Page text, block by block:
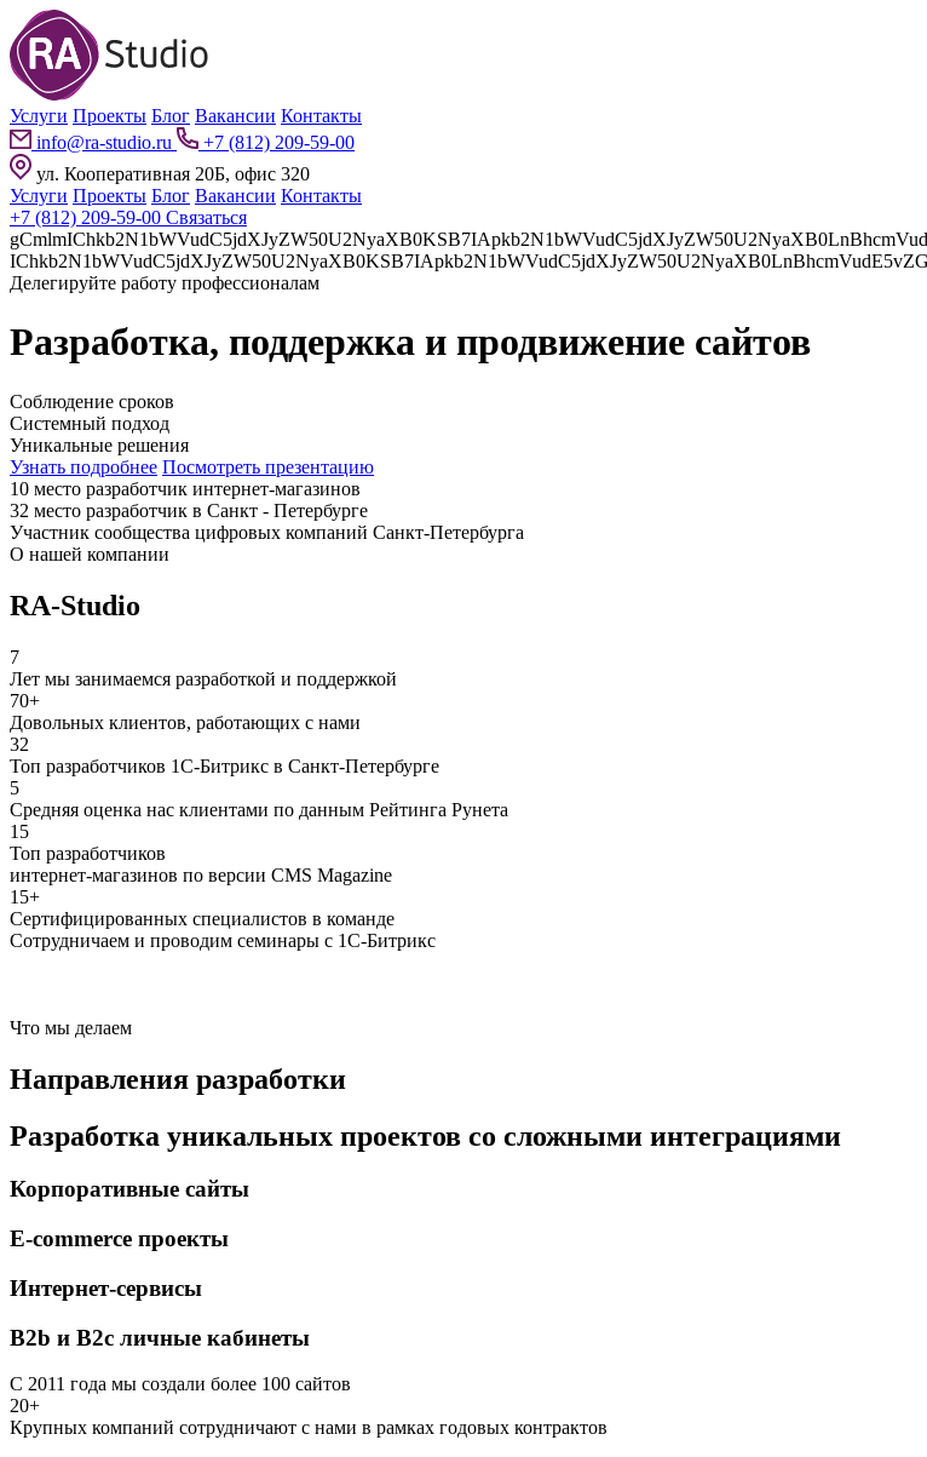
Услуги Проекты Блог Вакансии Контакты
info@ra-studio.ru
+7 (812) 209-59-00
ул. Кооперативная 20Б, офис 320
Услуги Проекты Блог Вакансии Контакты
+7 (812) 209-59-00 Связаться
Делегируйте работу профессионалам
Разработка, поддержка и продвижение сайтов
Соблюдение сроков
Системный подход
Уникальные решения
Узнать подробнее Посмотреть презентацию
10 место разработчик интернет-магазинов
32 место разработчик в Санкт - Петербурге
Участник сообщества цифровых компаний Санкт-Петербурга
О нашей компании
RA-Studio
7
Лет мы занимаемся разработкой и поддержкой
70+
Довольных клиентов, работающих с нами
32
Топ разработчиков 1С-Битрикс в Санкт-Петербурге
5
Средняя оценка нас клиентами по данным Рейтинга Рунета
15
Топ разработчиков
интернет-магазинов по версии CMS Magazine
15+
Сертифицированных специалистов в команде
Сотрудничаем и проводим семинары с 1С-Битрикс
Что мы делаем
Направления разработки
Разработка уникальных проектов со сложными интеграциями
Корпоративные сайты
E-commerce проекты
Интернет-сервисы
B2b и B2c личные кабинеты
С 2011 года мы создали более 100 сайтов
20+
Крупных компаний сотрудничают с нами в рамках годовых контрактов